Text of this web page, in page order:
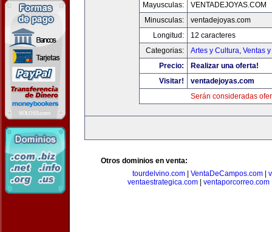
Mayusculas:
VENTADEJOYAS.COM
Minusculas:
ventadejoyas.com
Longitud:
12 caracteres
Categorias:
Artes y Cultura, Ventas
Precio:
Realizar una oferta!
Visitar!
ventadejoyas.com
Serán consideradas
Otros dominios en venta:
tourdelvino.com| VentaDeCampos.com|
ventaestrategica.com| ventaporcorreo.com